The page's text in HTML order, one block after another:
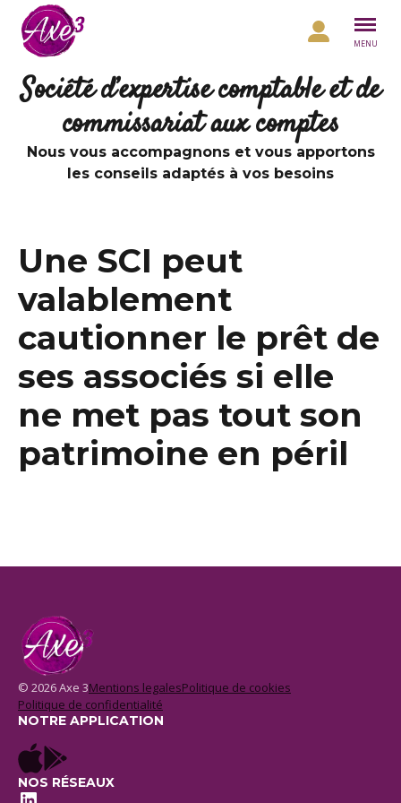
Aller au contenu
MENU
Société d’expertise comptable et de
commissariat aux comptes
Nous vous accompagnons et vous apportons
les conseils adaptés à vos besoins
Une SCI peut
valablement
cautionner le prêt de
ses associés si elle
ne met pas tout son
patrimoine en péril
© 2026 Axe 3Mentions legalesPolitique de cookies
Politique de confidentialité
NOTRE APPLICATION
NOS RÉSEAUX